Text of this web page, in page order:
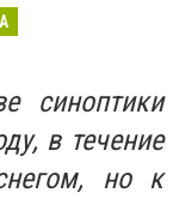
синоптики
в течение
но к